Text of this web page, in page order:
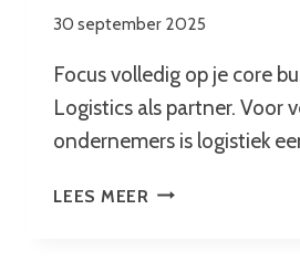
30 september 2025
Focus volledig op je core
Logistics als partner. Voor
ondernemers is logistiek
LEES MEER DE